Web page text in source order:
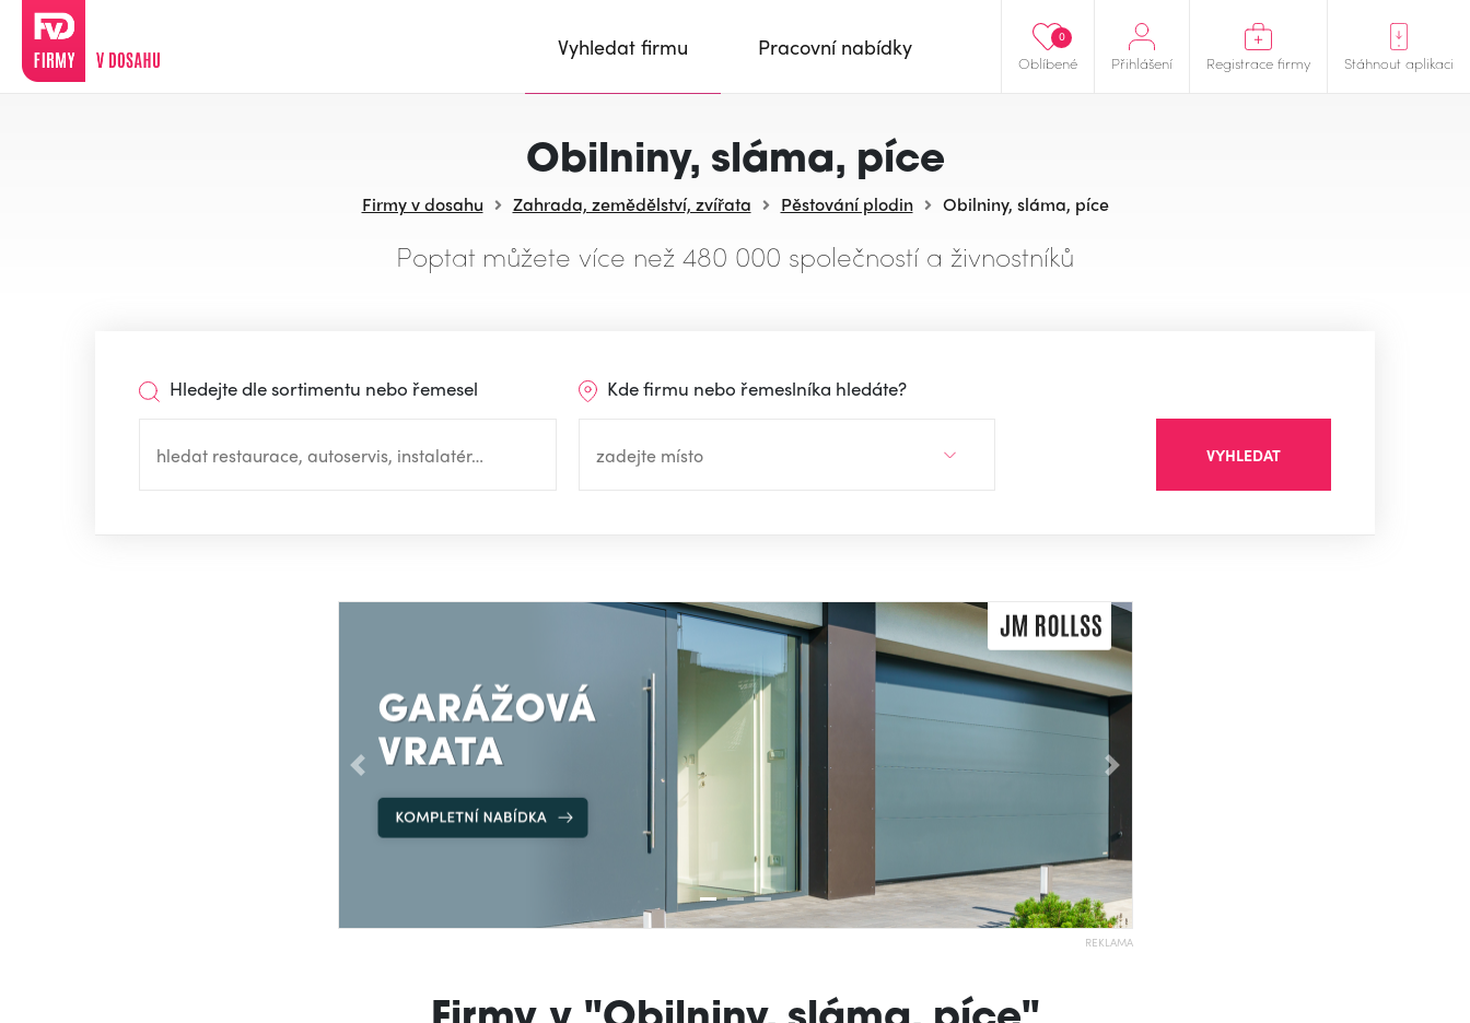
Oblíbené
0
Přihlášení Registrace firmy Stáhnout aplikaci
Vyhledat firmu Pracovní nabídky
Obilniny, sláma, píce
Firmy v dosahu Zahrada, zemědělství, zvířata Pěstování plodin Obilniny, sláma, píce
Poptat můžete více než 480 000 společností a živnostníků
Hledejte dle sortimentu nebo řemesel Kde firmu nebo řemeslníka hledáte?
VYHLEDAT
Předchozí Následující
REKLAMA